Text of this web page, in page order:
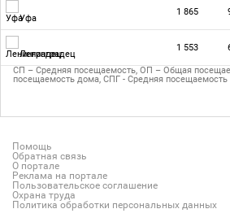
Уфа
1 865
Ленинградец
1 553
СП – Средняя посещаемость, ОП – Общая
посещаемость дома, СПГ - Средняя посещаемость
Помощь
Обратная связь
О портале
Реклама на портале
Пользовательское соглашение
Охрана труда
Политика обработки персональных данных